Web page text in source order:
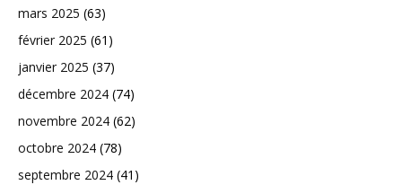
mars 2025 (63)
février 2025 (61)
janvier 2025 (37)
décembre 2024 (74)
novembre 2024 (62)
octobre 2024 (78)
septembre 2024 (41)